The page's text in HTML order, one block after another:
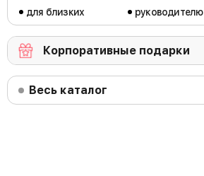
для близких
руководителю
Корпоративные подарки
Весь каталог